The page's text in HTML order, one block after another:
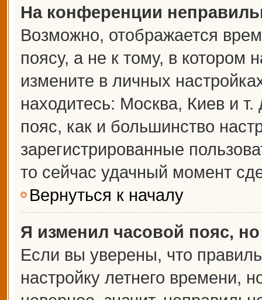
На конференции
Возможно, отображается
поясу, а не к тому, в котором
измените в личных
находитесь: Москва, Киев и
пояс, как и большинство
зарегистрированные
то сейчас удачный момент
Вернуться к началу
Я изменил часовой пояс,
Если вы уверены, что
настройку летнего времени,